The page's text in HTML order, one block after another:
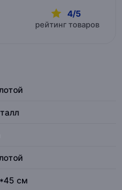
4/5
рейтинг товаров
см